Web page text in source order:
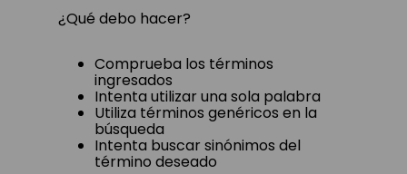
¿Qué debo hacer?
Comprueba los términos
ingresados
Intenta utilizar una sola palabra
Utiliza términos genéricos en la
búsqueda
Intenta buscar sinónimos del
término deseado